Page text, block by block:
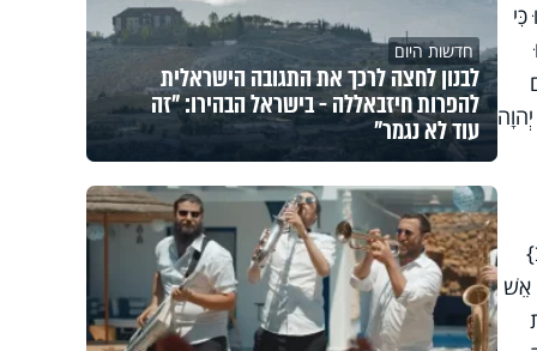
אֵשׁ
חדשות היום
לבנון לחצה לרכך את התגובה הישראלית
להפרות חיזבאללה - בישראל הבהירו: "זה
עוד לא נגמר"